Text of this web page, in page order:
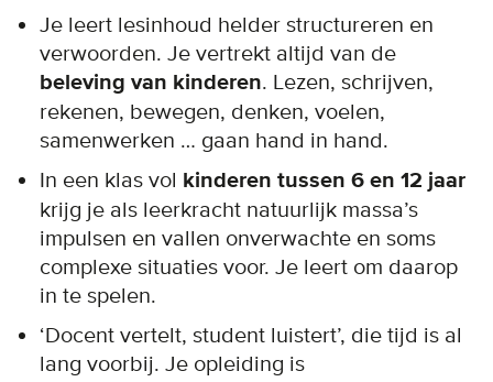
Je leert lesinhoud helder structureren en
verwoorden. Je vertrekt altijd van de
beleving van kinderen. Lezen, schrijven,
rekenen, bewegen, denken, voelen,
samenwerken … gaan hand in hand.
In een klas vol kinderen tussen 6 en 12 jaar
krijg je als leerkracht natuurlijk massa’s
impulsen en vallen onverwachte en soms
complexe situaties voor. Je leert om daarop
in te spelen.
‘Docent vertelt, student luistert’, die tijd is al
lang voorbij. Je opleiding is